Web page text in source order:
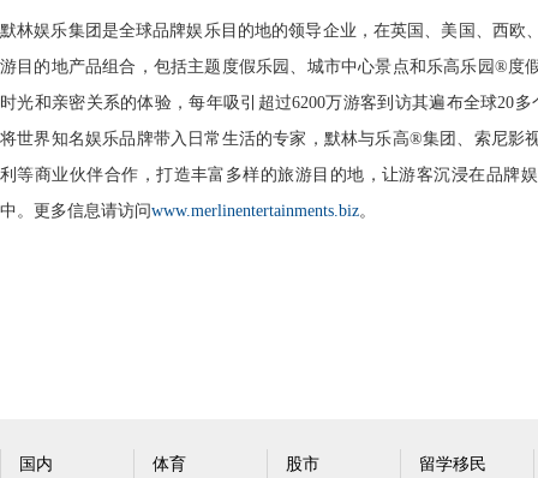
默林娱乐集团是全球品牌娱乐目的地的领导企业，在英国、美国、西欧
游目的地产品组合，包括主题度假乐园、城市中心景点和乐高乐园®度
时光和亲密关系的体验，每年吸引超过6200万游客到访其遍布全球20
将世界知名娱乐品牌带入日常生活的专家，默林与乐高®集团、索尼影
利等商业伙伴合作，打造丰富多样的旅游目的地，让游客沉浸在品牌
中。更多信息请访问www.merlinentertainments.biz。
国内
体育
股市
留学移民